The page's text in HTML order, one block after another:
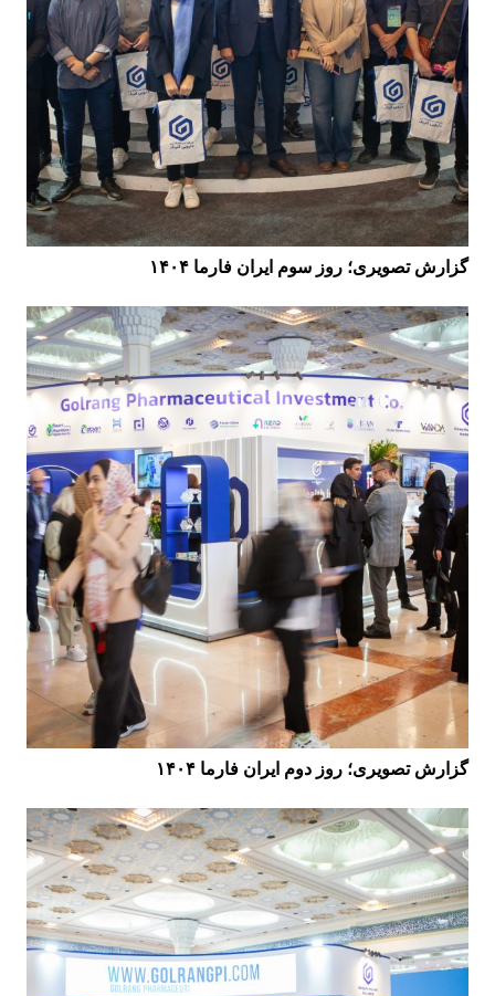
گزارش تصویری؛ روز سوم ایران فارما ۱۴۰۴
گزارش تصویری؛ روز دوم ایران فارما ۱۴۰۴